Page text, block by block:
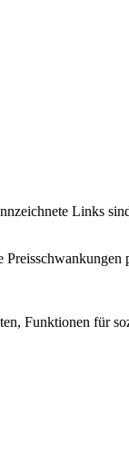
Links
Funktionen für